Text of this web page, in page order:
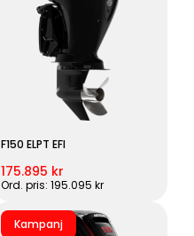
F150 ELPT EFI
175.895 kr
Ord. pris: 195.095 kr
Kampanj